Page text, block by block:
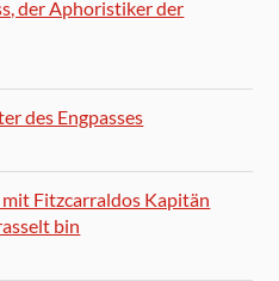
der Aphoristiker der
des Engpasses
Fitzcarraldos Kapitän
bin